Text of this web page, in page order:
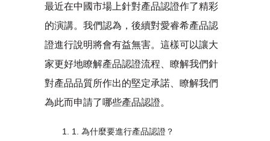
最近在中國市場上針對產品認證作了精彩
的演講。我們認為，後續對愛睿希產品認
證進行說明將會有益無害。這樣可以讓大
家更好地瞭解產品認證流程、瞭解我們針
對產品品質所作出的堅定承諾、瞭解我們
為此而申請了哪些產品認證。
1. 為什麼要進行產品認證？